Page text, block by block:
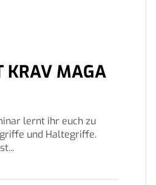
KRAV MAGA
lernt ihr euch zu
und Haltegriffe.